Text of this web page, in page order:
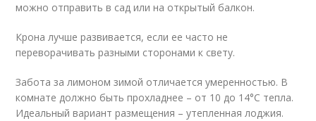
можно отправить в сад или на открытый балкон.
Крона лучше развивается, если ее часто не
переворачивать разными сторонами к свету.
Забота за лимоном зимой отличается умеренностью. В
комнате должно быть прохладнее – от 10 до 14°C тепла.
Идеальный вариант размещения – утепленная лоджия.